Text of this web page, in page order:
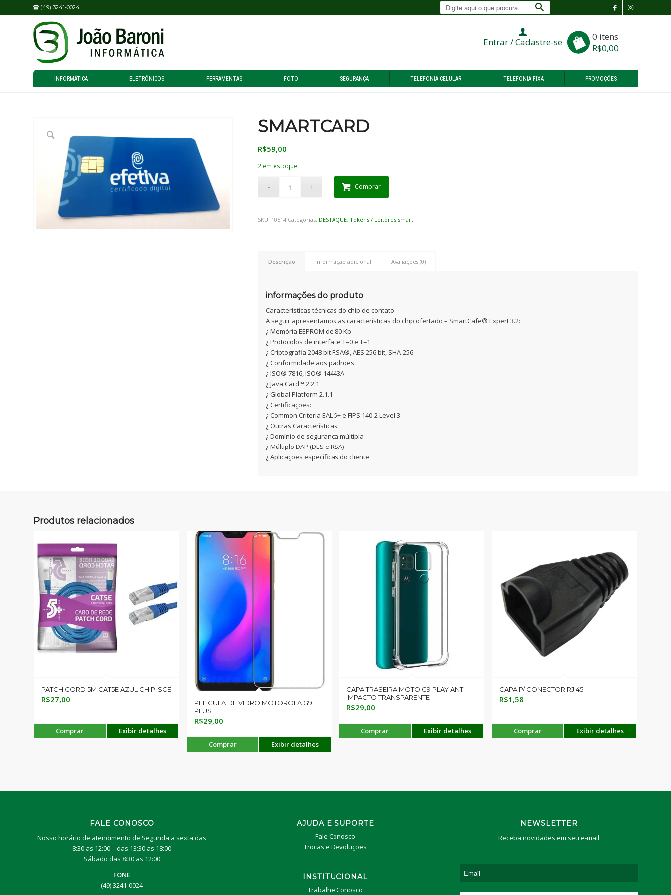
(49) 3241-0024
Entrar / Cadastre-se
0 itens
R$0,00
INFORMÁTICA ELETRÔNICOS FERRAMENTAS FOTO SEGURANÇA TELEFONIA CELULAR TELEFONIA FIXA PROMOÇÕES
SMARTCARD
R$59,00
2 em estoque
Comprar
SKU: 10514 Categorias: DESTAQUE,Tokens / Leitores smart
Descrição Informação adicional Avaliações (0)
informações do produto
Características técnicas do chip de contato
A seguir apresentamos as características do chip ofertado – SmartCafe® Expert 3.2:
¿ Memória EEPROM de 80 Kb
¿ Protocolos de interface T=0 e T=1
¿ Criptografia 2048 bit RSA®, AES 256 bit, SHA-256
¿ Conformidade aos padrões:
¿ ISO® 7816, ISO® 14443A
¿ Java Card™ 2.2.1
¿ Global Platform 2.1.1
¿ Certificações:
¿ Common Criteria EAL 5+ e FIPS 140-2 Level 3
¿ Outras Características:
¿ Domínio de segurança múltipla
¿ Múltiplo DAP (DES e RSA)
¿ Aplicações específicas do cliente
Produtos relacionados
PATCH CORD 5M CAT5E AZUL CHIP-SCE
R$27,00
Comprar Exibir detalhes
PELICULA DE VIDRO MOTOROLA G9
PLUS
R$29,00
Comprar Exibir detalhes
CAPA TRASEIRA MOTO G9 PLAY ANTI
IMPACTO TRANSPARENTE
R$29,00
Comprar Exibir detalhes
CAPA P/ CONECTOR RJ 45
R$1,58
Comprar Exibir detalhes
FALE CONOSCO
Nosso horário de atendimento de Segunda a sexta das
8:30 as 12:00 – das 13:30 as 18:00
Sábado das 8:30 as 12:00
FONE
(49) 3241-0024
AJUDA E SUPORTE
Fale Conosco
Trocas e Devoluções
INSTITUCIONAL
Trabalhe Conosco
NEWSLETTER
Receba novidades em seu e-mail